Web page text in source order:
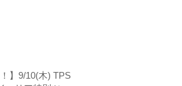
】9/10(木) TPSP